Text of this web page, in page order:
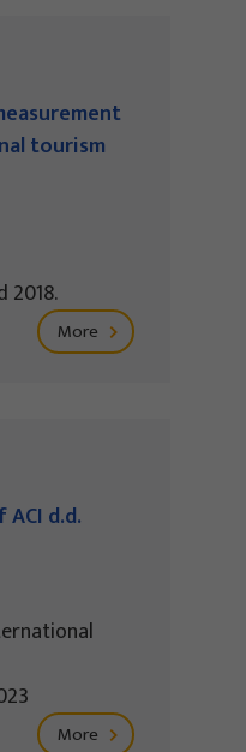
tourism
2018.
More
d.d.
More